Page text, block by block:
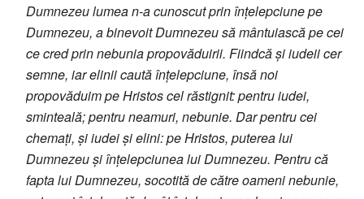
Dumnezeu lumea n-a cunoscut prin înțelepciune pe
Dumnezeu, a binevoit Dumnezeu să mântuiască pe cei
ce cred prin nebunia propovăduirii. Fiindcă și iudeii cer
semne, iar elinii caută înțelepciune, însă noi
propovăduim pe Hristos cel răstignit: pentru iudei,
sminteală; pentru neamuri, nebunie. Dar pentru cei
chemați, și iudei și elini: pe Hristos, puterea lui
Dumnezeu și înțelepciunea lui Dumnezeu. Pentru că
fapta lui Dumnezeu, socotită de către oameni nebunie,